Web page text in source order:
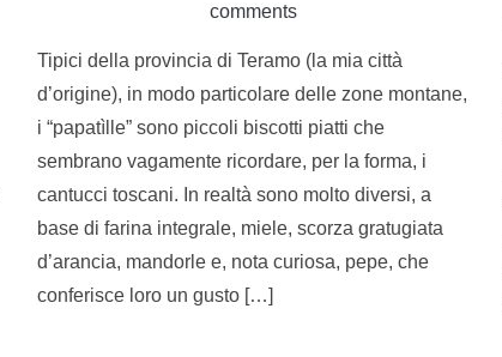
comments
Tipici della provincia di Teramo (la mia città
d’origine), in modo particolare delle zone montane,
i “papatìlle” sono piccoli biscotti piatti che
sembrano vagamente ricordare, per la forma, i
cantucci toscani. In realtà sono molto diversi, a
base di farina integrale, miele, scorza gratugiata
d’arancia, mandorle e, nota curiosa, pepe, che
conferisce loro un gusto […]